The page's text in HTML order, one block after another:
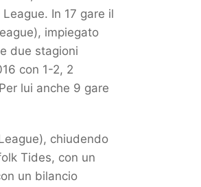
In 17 gare il
impiegato
due stagioni
con 1-2, 2
lui anche 9 gare
chiudendo
Tides, con un
un bilancio